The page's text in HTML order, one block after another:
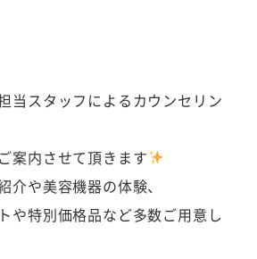
当スタッフによるカウンセリン
案内させて頂きます
介や美容機器の体験、
や特別価格品など多数ご用意し